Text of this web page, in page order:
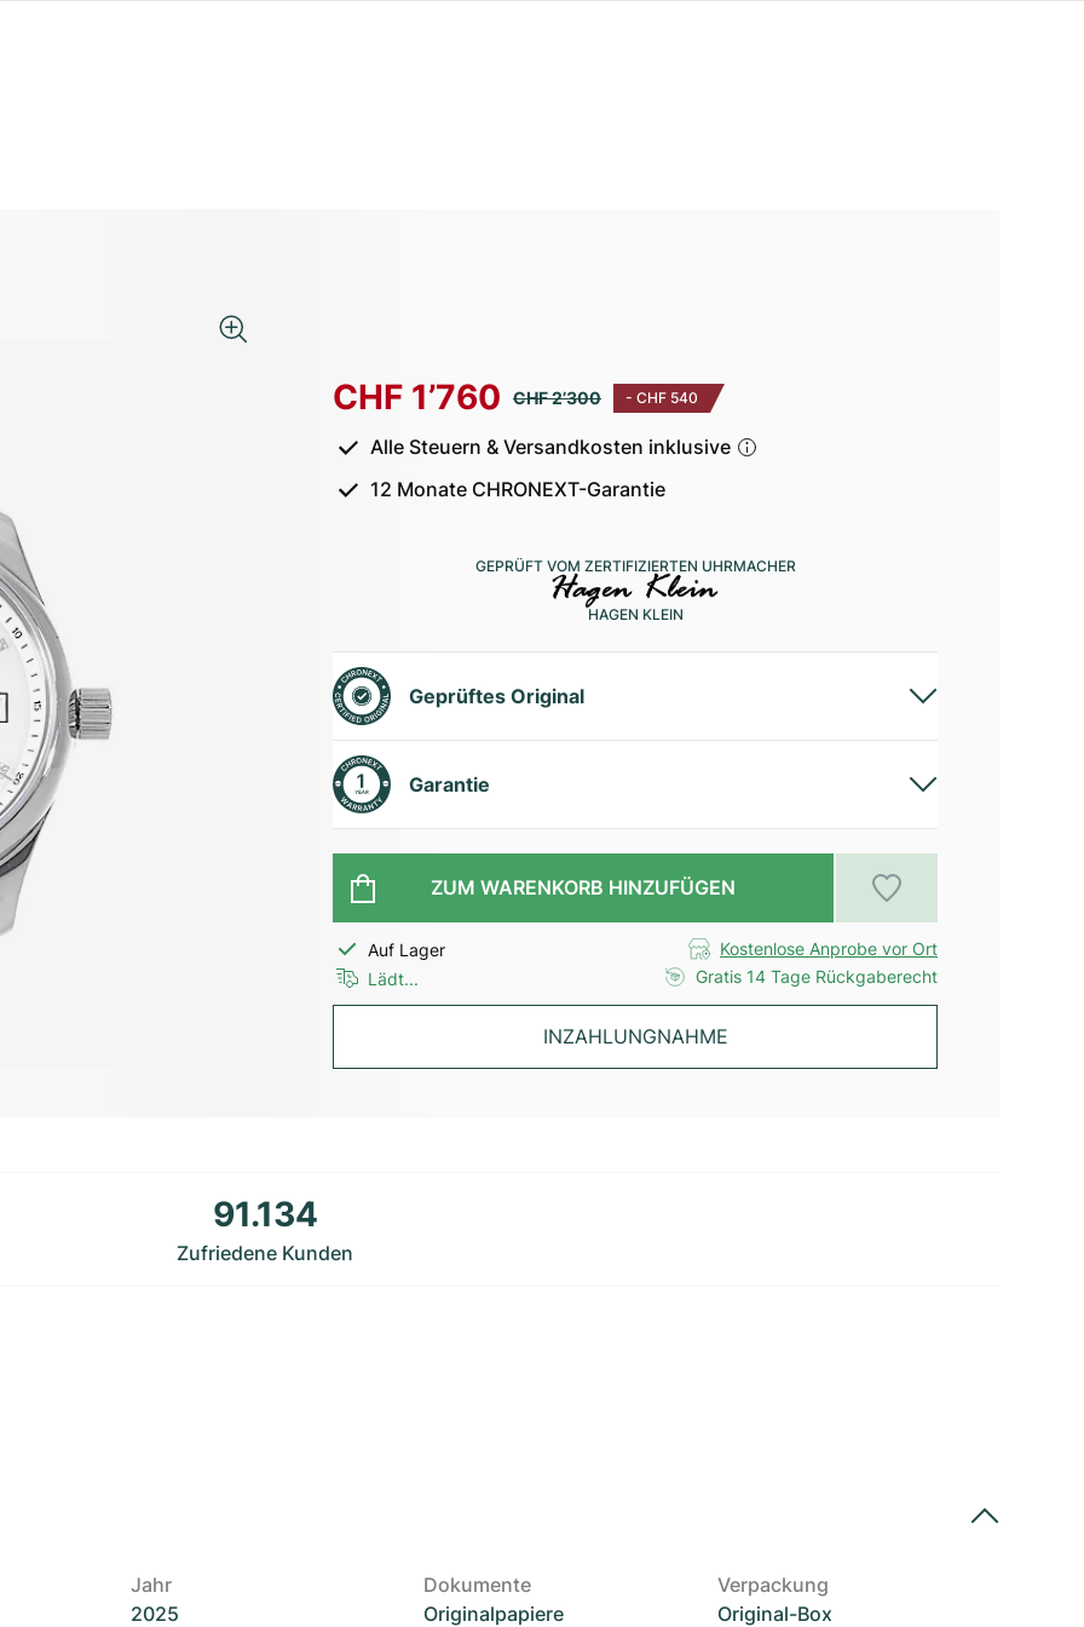
CHF 1’760 CHF 2’300 - CHF 540
Alle Steuern & Versandkosten inklusive
12 Monate CHRONEXT-Garantie
GEPRÜFT VOM ZERTIFIZIERTEN UHRMACHER
HAGEN KLEIN
Geprüftes Original
Garantie
ZUM WARENKORB HINZUFÜGEN
Auf Lager
Lädt...
Kostenlose Anprobe vor Ort
Gratis 14 Tage Rückgaberecht
INZAHLUNGNAHME
91.134
Zufriedene Kunden
Jahr
2025
Dokumente
Originalpapiere
Verpackung
Original-Box